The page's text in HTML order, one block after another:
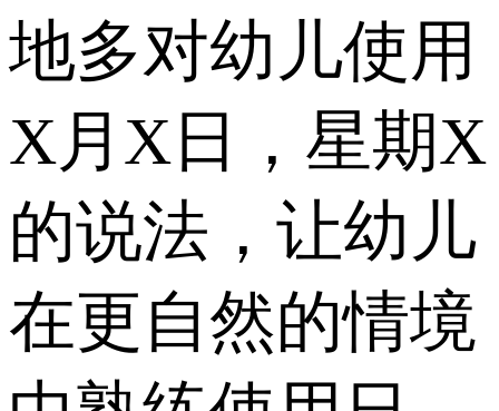
地多对幼儿使用
X月X日，星期X
的说法，让幼儿
在更自然的情境